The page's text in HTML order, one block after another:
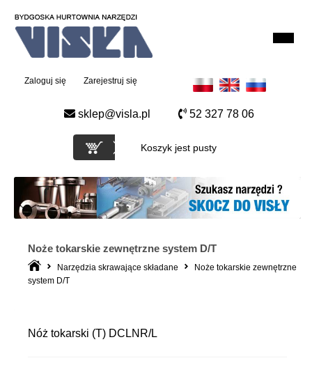
Zarejestruj się
Zaloguj się
sklep@visla.pl 52 327 78 06
Koszyk jest pusty
Noże tokarskie zewnętrzne system D/T
Narzędzia skrawające składane
Noże tokarskie zewnętrzne
system D/T
Nóż tokarski (T) DCLNR/L